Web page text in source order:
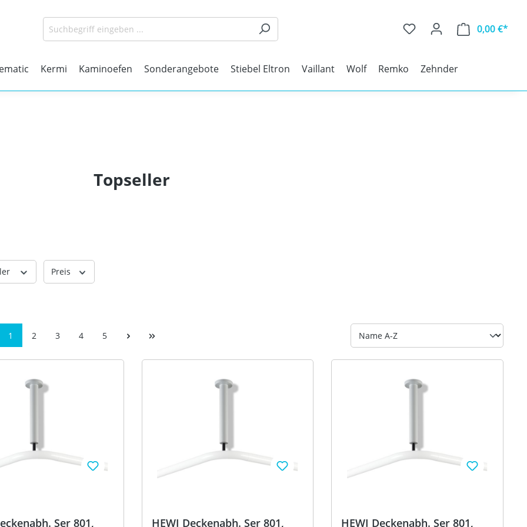
0,00 €*
Kermi Kaminoefen Sonderangebote Stiebel Eltron Vaillant Wolf Remko Zehnder
Topseller
Preis
1 2 3 4 5
Ser 801,
HEWI Deckenabh. Ser 801,
HEWI Deckenabh. Ser 801,